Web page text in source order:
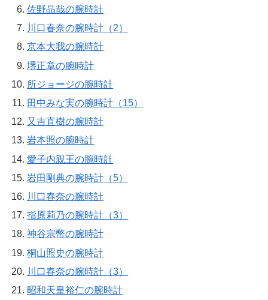
佐野晶哉の腕時計
川口春奈の腕時計（2）
京本大我の腕時計
堺正章の腕時計
所ジョージの腕時計
田中みな実の腕時計（15）
又吉直樹の腕時計
岩本照の腕時計
愛子内親王の腕時計
岩田剛典の腕時計（5）
川口春奈の腕時計
指原莉乃の腕時計（3）
神谷宗幣の腕時計
桐山照史の腕時計
川口春奈の腕時計（3）
昭和天皇裕仁の腕時計